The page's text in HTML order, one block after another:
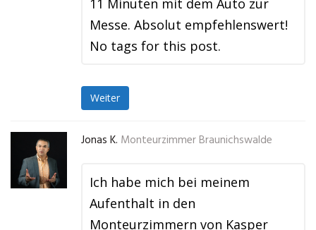
11 Minuten mit dem Auto zur
Messe. Absolut empfehlenswert!
No tags for this post.
Weiter
Jonas K. Monteurzimmer Braunichswalde
Ich habe mich bei meinem
Aufenthalt in den
Monteurzimmern von Kasper